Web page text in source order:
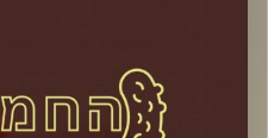
קרדיט תמונות:AudioVersity